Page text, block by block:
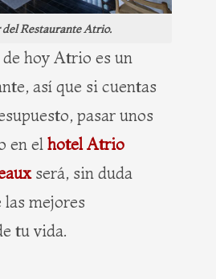
Restaurante Atrio.
hoy Atrio es un
así que si cuentas
pasar unos
en el hotel Atrio
será, sin duda
las mejores
tu vida.